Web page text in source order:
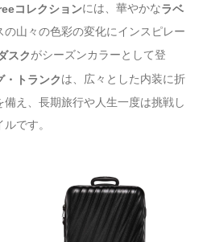
コレクションには、華やかなラベ
の山々の色彩の変化にインスピレー
スクがシーズンカラーとして登
・トランクは、広々とした内装に折
備え、長期旅行や人生一度は挑戦し
です。